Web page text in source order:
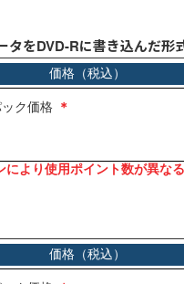
をDVD-Rに書き込んだ形